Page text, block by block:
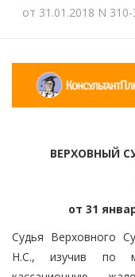
от 31.01.2018 N
ВЕРХОВНЫЙ
от 31
Судья Верховного
Н.С., изучив по